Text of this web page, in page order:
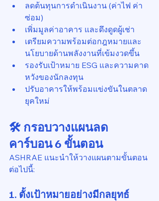
ลดต้นทุนการดำเนินงาน (ค่าไฟ ค่า
ซ่อม)
เพิ่มมูลค่าอาคาร และดึงดูดผู้เช่า
เตรียมความพร้อมต่อกฎหมายและ
นโยบายด้านพลังงานที่เข้มงวดขึ้น
รองรับเป้าหมาย ESG และความคาด
หวังของนักลงทุน
ปรับอาคารให้พร้อมแข่งขันในตลาด
ยุคใหม่
🛠️ กรอบวางแผนลด
คาร์บอน 6 ขั้นตอน
ASHRAE แนะนำให้วางแผนตามขั้นตอน
ต่อไปนี้:
1. ตั้งเป้าหมายอย่างมีกลยุทธ์